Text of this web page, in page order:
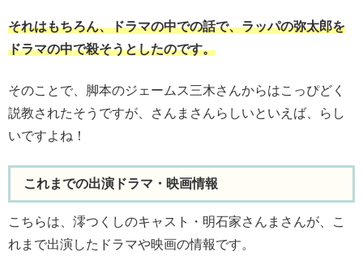
それはもちろん、ドラマの中での話で、ラッパの弥太郎を
ドラマの中で殺そうとしたのです。
そのことで、脚本のジェームス三木さんからはこっぴどく
説教されたそうですが、さんまさんらしいといえば、らし
いですよね！
これまでの出演ドラマ・映画情報
こちらは、澪つくしのキャスト・明石家さんまさんが、こ
れまで出演したドラマや映画の情報です。